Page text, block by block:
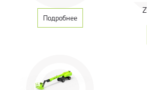
энергосберегающее, плавное и
Подробнее